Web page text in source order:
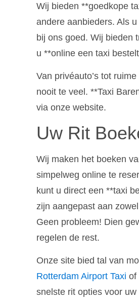
Wij bieden **goedkope
andere aanbieders. Als
bij ons goed. Wij bieden
u **online een taxi
Van privéauto’s tot
nooit te veel. **Taxi
via onze website.
Uw Rit
Wij maken het boeken
simpelweg online te
kunt u direct een **taxi
zijn aangepast aan
Geen probleem! Dien
regelen de rest.
Onze site bied tal van
Rotterdam Airport Taxi of
snelste rit opties voor uw